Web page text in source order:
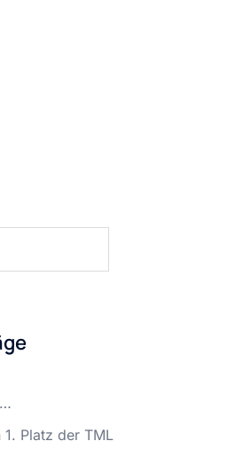
Platz der TML